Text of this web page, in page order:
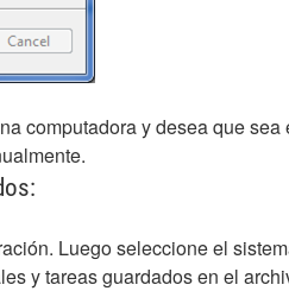
computadora y desea que
Luego seleccione el
y tareas guardados en el